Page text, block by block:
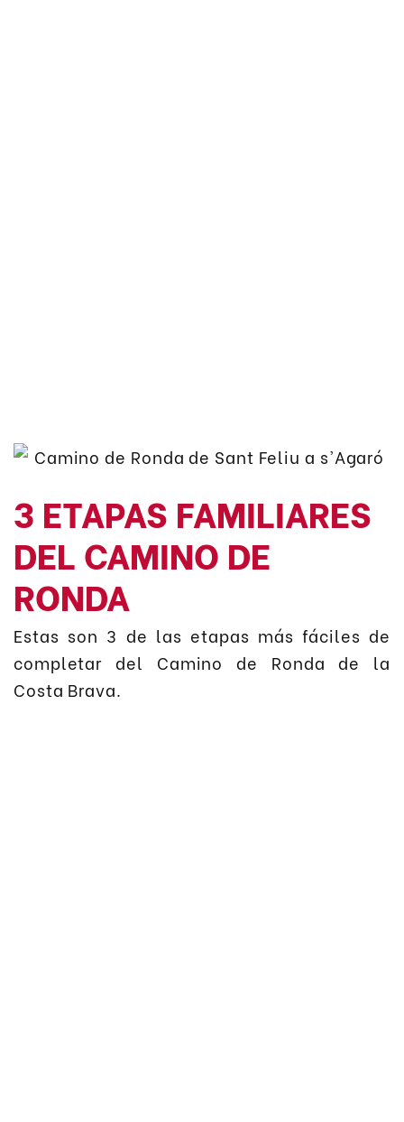
3 ETAPAS FAMILIARES
DEL CAMINO DE
RONDA
Estas son 3 de las etapas más fáciles de
completar del Camino de Ronda de la
Costa Brava.